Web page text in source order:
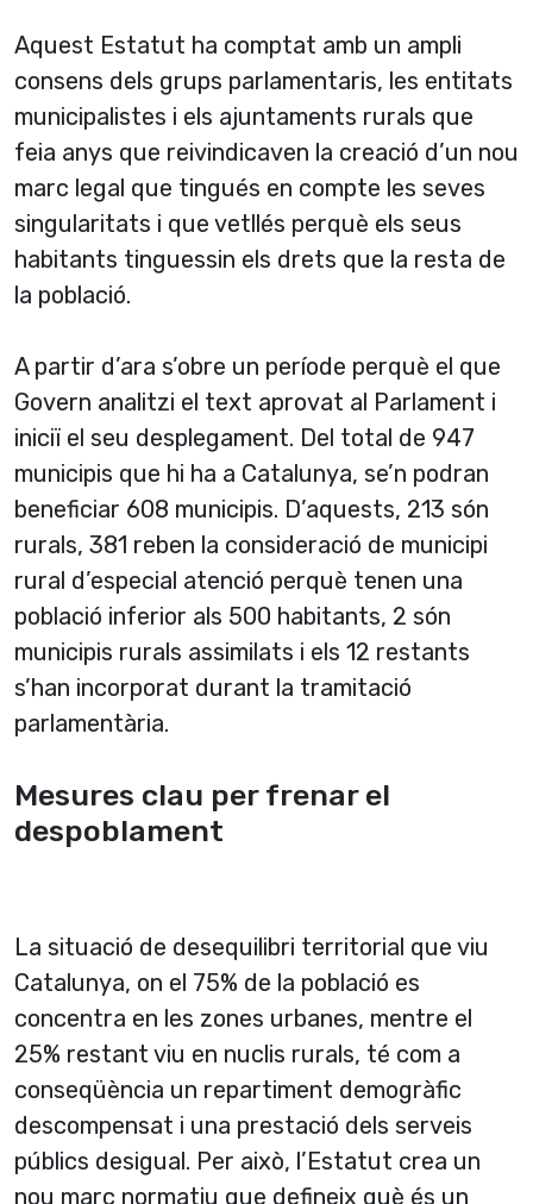
Aquest Estatut ha comptat amb un ampli
consens dels grups parlamentaris, les entitats
municipalistes i els ajuntaments rurals que
feia anys que reivindicaven la creació d’un nou
marc legal que tingués en compte les seves
singularitats i que vetllés perquè els seus
habitants tinguessin els drets que la resta de
la població.
A partir d’ara s’obre un període perquè el que
Govern analitzi el text aprovat al Parlament i
iniciï el seu desplegament. Del total de 947
municipis que hi ha a Catalunya, se’n podran
beneficiar 608 municipis. D’aquests, 213 són
rurals, 381 reben la consideració de municipi
rural d’especial atenció perquè tenen una
població inferior als 500 habitants, 2 són
municipis rurals assimilats i els 12 restants
s’han incorporat durant la tramitació
parlamentària.
Mesures clau per frenar el
despoblament
La situació de desequilibri territorial que viu
Catalunya, on el 75% de la població es
concentra en les zones urbanes, mentre el
25% restant viu en nuclis rurals, té com a
conseqüència un repartiment demogràfic
descompensat i una prestació dels serveis
públics desigual. Per això, l’Estatut crea un
nou marc normatiu que defineix què és un